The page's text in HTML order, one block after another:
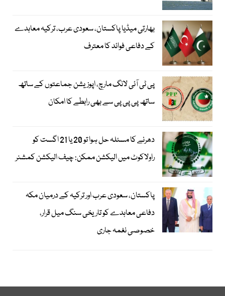
بھارتی میڈیا پاکستان، سعودی عرب، ترکیہ معاہدے
کے دفاعی فوائد کا معترف
پی ٹی آئی لانگ مارچ، اپوزیشن جماعتوں کے ساتھ
ساتھ پی پی پی سے بھی رابطے کا امکان
دھرنے کا مسئلہ حل ہوا تو 20 یا 21 اگست کو
راولاکوٹ میں الیکشن ممکن: چیف الیکشن کمشنر
پاکستان، سعودی عرب اور ترکیہ کے درمیان مکہ
دفاعی معاہدے کو تاریخی سنگ میل قرار،
خصوصی نغمہ جاری